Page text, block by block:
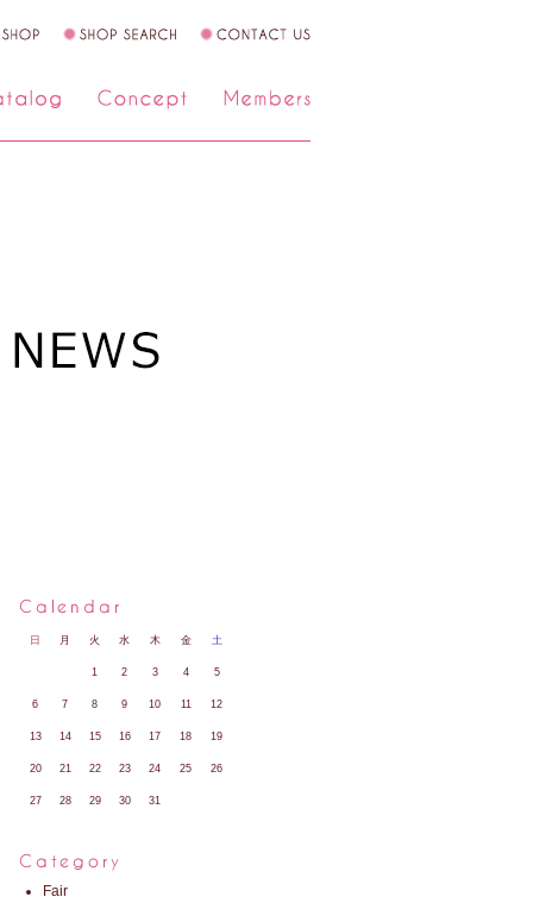
日 月 火 水 木 金 土
1 2 3 4 5
6 7 8 9 10 11 12
13 14 15 16 17 18 19
20 21 22 23 24 25 26
27 28 29 30 31
Fair